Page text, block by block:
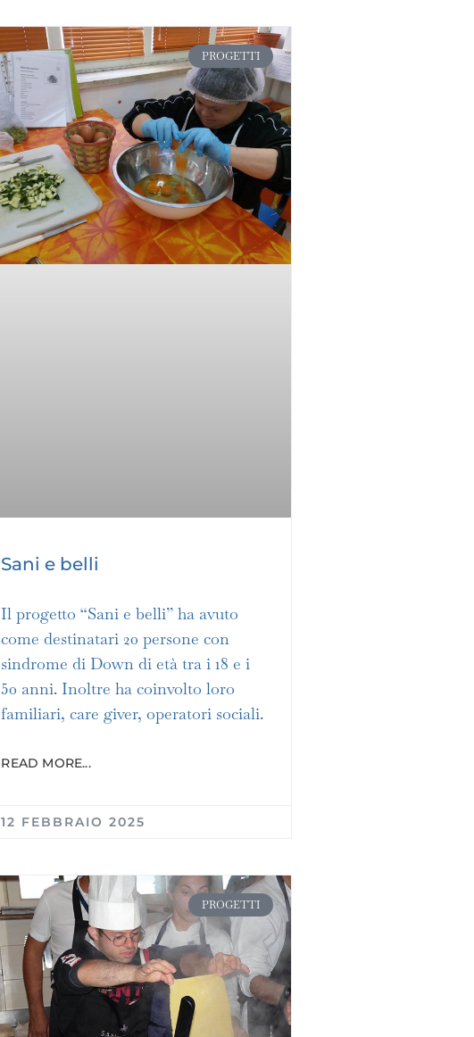
PROGETTI
Sani e belli
Il progetto “Sani e belli” ha avuto
come destinatari 20 persone con
sindrome di Down di età tra i 18 e i
50 anni. Inoltre ha coinvolto loro
familiari, care giver, operatori sociali.
READ MORE...
12 FEBBRAIO 2025
PROGETTI